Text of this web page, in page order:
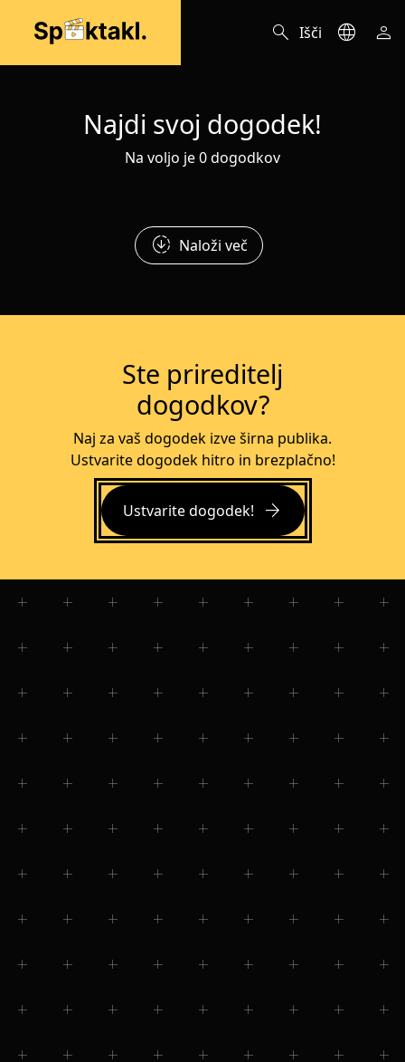
search Išči language person
Najdi svoj dogodek!
Na voljo je 0 dogodkov
downloading Naloži več
Ste prireditelj
dogodkov?
Naj za vaš dogodek izve širna publika.
Ustvarite dogodek hitro in brezplačno!
Ustvarite dogodek! arrow_forward